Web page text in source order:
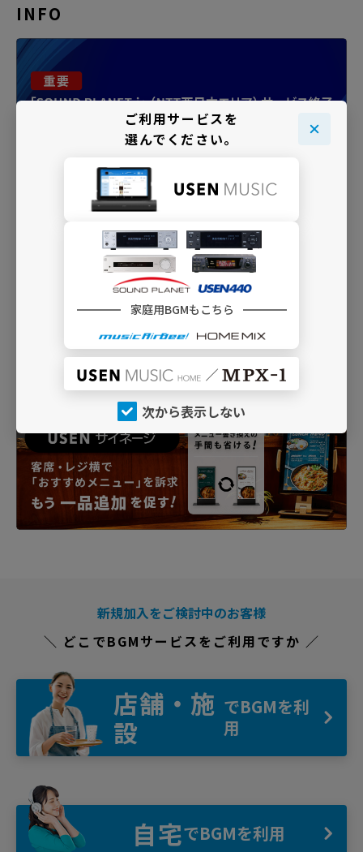
INFO
新規加入をご検討中のお客様
＼ どこでBGMサービスをご利用ですか ／
店舗・施
設
でBGMを利
用
自宅でBGMを利用
ご利用サービスを
選んでください。
家庭用BGMもこちら
次から表示しない